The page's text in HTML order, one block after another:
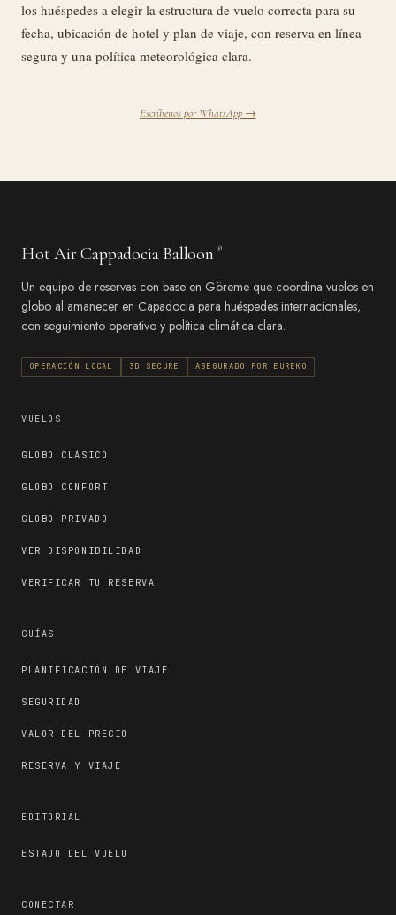
los huéspedes a elegir la estructura de vuelo correcta para su
fecha, ubicación de hotel y plan de viaje, con reserva en línea
segura y una política meteorológica clara.
Escríbenos por WhatsApp →
Hot Air Cappadocia Balloon ®
Un equipo de reservas con base en Göreme que coordina vuelos en
globo al amanecer en Capadocia para huéspedes internacionales,
con seguimiento operativo y política climática clara.
OPERACIÓN LOCAL 3D SECURE ASEGURADO POR EUREKO
VUELOS
GLOBO CLÁSICO
GLOBO CONFORT
GLOBO PRIVADO
VER DISPONIBILIDAD
VERIFICAR TU RESERVA
GUÍAS
PLANIFICACIÓN DE VIAJE
SEGURIDAD
VALOR DEL PRECIO
RESERVA Y VIAJE
EDITORIAL
ESTADO DEL VUELO
CONECTAR